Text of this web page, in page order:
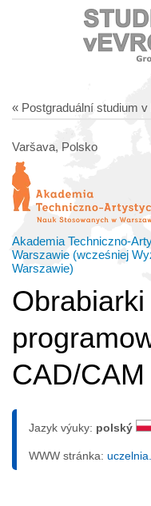
« Postgraduální studium
Varšava, Polsko
Akademia Techniczno-
Warszawie (wcześniej
Warszawie)
CAD/CAM
Jazyk výuky: polský
WWW stránka: